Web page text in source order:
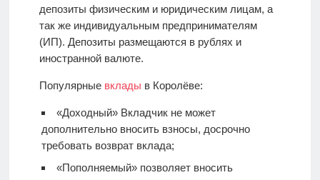
депозиты физическим и юридическим лицам, а
так же индивидуальным предпринимателям
(ИП). Депозиты размещаются в рублях и
иностранной валюте.
Популярные вклады в Королёве:
«Доходный» Вкладчик не может
дополнительно вносить взносы, досрочно
требовать возврат вклада;
«Пополняемый» позволяет вносить